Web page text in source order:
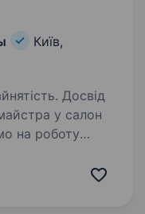
Київ,
Досвід
на роботу